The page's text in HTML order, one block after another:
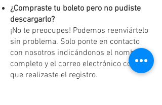
¿Compraste tu boleto pero no pudiste
descargarlo?
¡No te preocupes! Podemos reenviártelo
sin problema. Solo ponte en contacto
con nosotros indicándonos el nombre
completo y el correo electrónico con el
que realizaste el registro.